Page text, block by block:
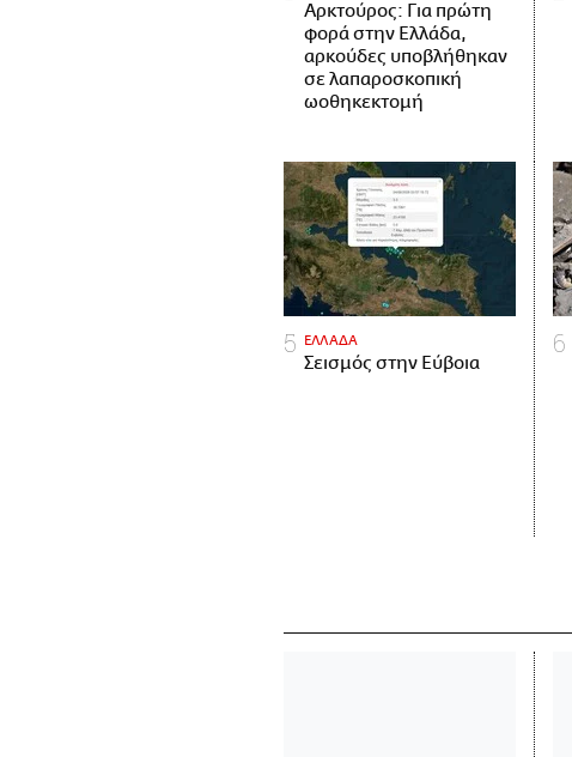
Αρκτούρος: Για πρώτη
φορά στην Ελλάδα,
αρκούδες υποβλήθηκαν
σε λαπαροσκοπική
ωοθηκεκτομή
ΕΛΛΑΔΑ
Σεισμός στην Εύβοια